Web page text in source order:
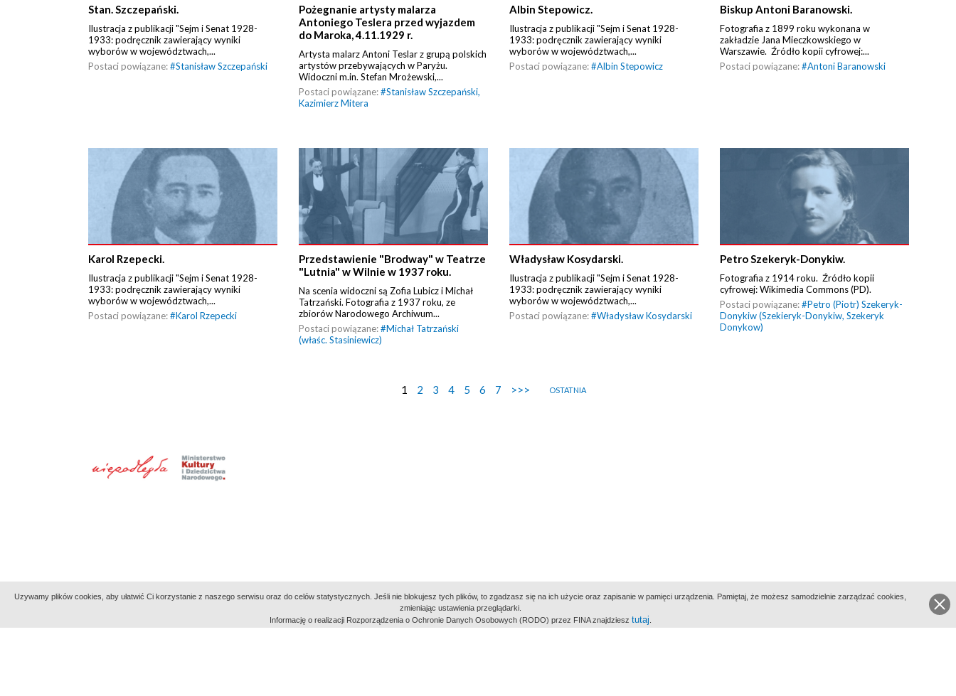
Stan. Szczepański.
Ilustracja z publikacji "Sejm i Senat 1928-
1933: podręcznik zawierający wyniki
wyborów w województwach,...
Postaci powiązane:#Stanisław Szczepański
Pożegnanie artysty malarza
Antoniego Teslera przed wyjazdem
do Maroka, 4.11.1929 r.
Artysta malarz Antoni Teslar z grupą polskich
artystów przebywających w Paryżu.
Widoczni m.in. Stefan Mrożewski,...
Postaci powiązane:#Stanisław Szczepański,
Kazimierz Mitera
Albin Stepowicz.
Ilustracja z publikacji "Sejm i Senat 1928-
1933: podręcznik zawierający wyniki
wyborów w województwach,...
Postaci powiązane:#Albin Stepowicz
Biskup Antoni Baranowski.
Fotografia z 1899 roku wykonana w
zakładzie Jana Mieczkowskiego w
Warszawie. Źródło kopii cyfrowej:...
Postaci powiązane:#Antoni Baranowski
Karol Rzepecki.
Ilustracja z publikacji "Sejm i Senat 1928-
1933: podręcznik zawierający wyniki
wyborów w województwach,...
Postaci powiązane:#Karol Rzepecki
Przedstawienie "Brodway" w Teatrze
"Lutnia" w Wilnie w 1937 roku.
Na scenia widoczni są Zofia Lubicz i Michał
Tatrzański. Fotografia z 1937 roku, ze
zbiorów Narodowego Archiwum...
Postaci powiązane:#Michał Tatrzański
(właśc. Stasiniewicz)
Władysław Kosydarski.
Ilustracja z publikacji "Sejm i Senat 1928-
1933: podręcznik zawierający wyniki
wyborów w województwach,...
Postaci powiązane:#Władysław Kosydarski
Petro Szekeryk-Donykiw.
Fotografia z 1914 roku. Źródło kopii
cyfrowej: Wikimedia Commons (PD).
Postaci powiązane:#Petro (Piotr) Szekeryk-
Donykiw (Szekieryk-Donykiw, Szekeryk
Donykow)
1 2 3 4 5 6 7 >>> OSTATNIA
Indeksy: aktywności alfabetyczny tematyczny miejsc
Uzywamy plików cookies, aby ułatwić Ci korzystanie z naszego serwisu oraz do celów statystycznych. Jeśli nie blokujesz tych plików, to zgadzasz się na ich użycie oraz zapisanie w pamięci urządzenia. Pamiętaj, że możesz samodzielnie zarządzać cookies,
zmieniając ustawienia przeglądarki.
Informację o realizacji Rozporządzenia o Ochronie Danych Osobowych (RODO) przez FINA znajdziesz tutaj